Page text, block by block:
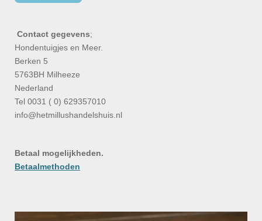
Contact gegevens;
Hondentuigjes en Meer.
Berken 5
5763BH Milheeze
Nederland
Tel 0031 ( 0) 629357010
info@hetmillushandelshuis.nl
Betaal mogelijkheden.
Betaalmethoden